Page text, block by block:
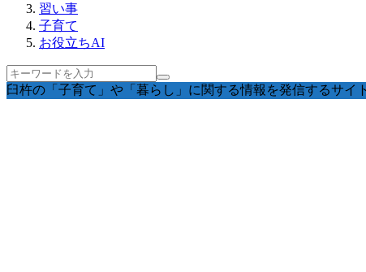
習い事
子育て
お役立ちAI
臼杵の「子育て」や「暮らし」に関する情報を発信するサイ